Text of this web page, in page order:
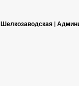
Шелкозаводская |